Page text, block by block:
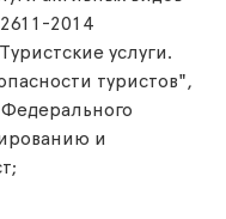
2014
услуги.
туристов",
и